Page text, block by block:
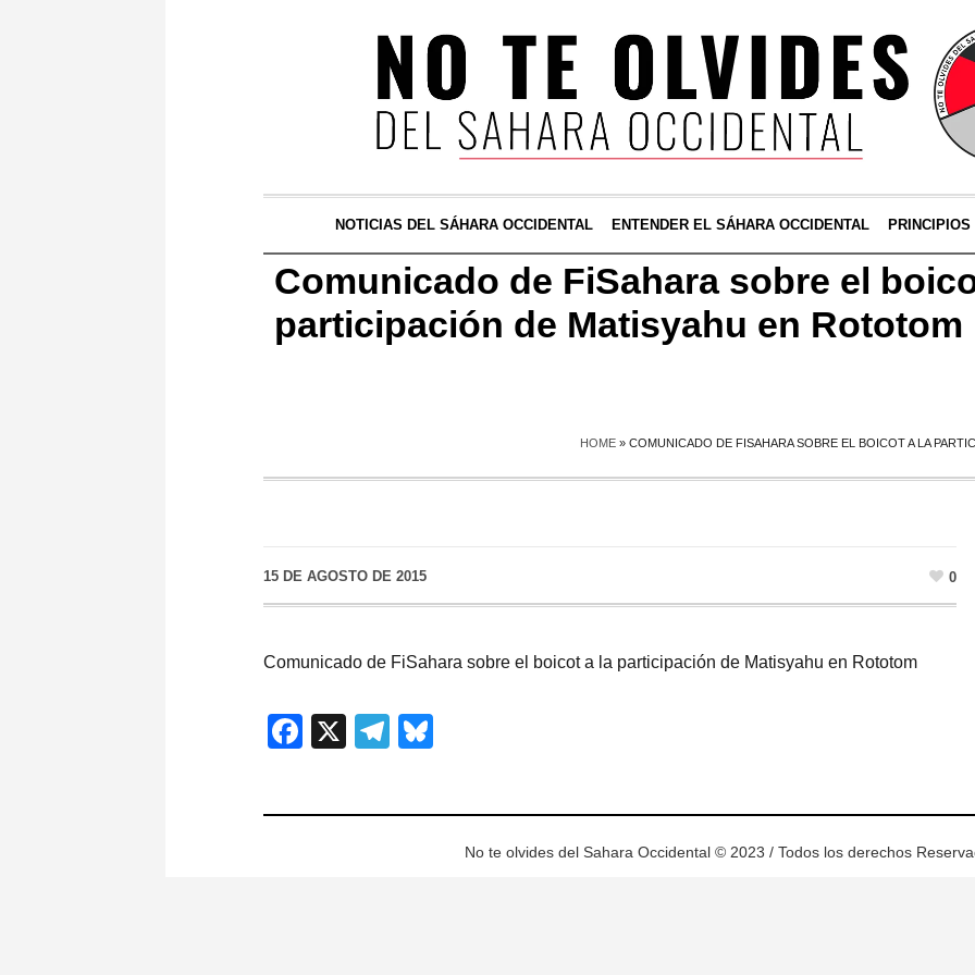
NOTICIAS DEL SÁHARA OCCIDENTAL ENTENDER EL SÁHARA OCCIDENTAL
Comunicado de ‪FiSahara‬ sobre el
participación de Matisyahu en ‎Rototom‬
HOME » COMUNICADO DE ‪FISAHARA‬ SOBRE EL BOICOT A LA
15 DE AGOSTO DE 2015 0
Comunicado de ‪FiSahara‬ sobre el boicot a la participación de Matisyahu en ‎Rototom‬
Facebook
X Telegram
No te olvides del Sahara Occidental © 2023 / Todos los derechos